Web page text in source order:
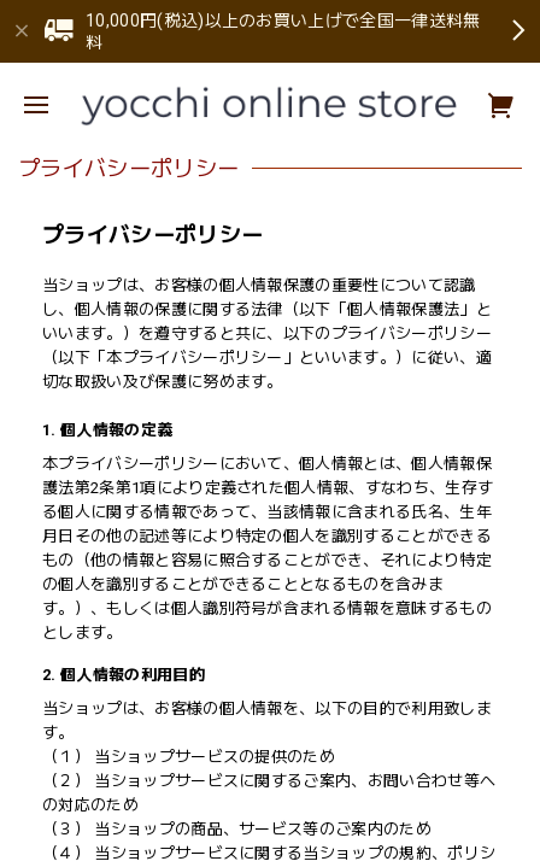
10,000円(税込)以上のお買い上げで全国一律送料無
料
プライバシーポリシー
プライバシーポリシー
当ショップは、お客様の個人情報保護の重要性について認識
し、個人情報の保護に関する法律（以下「個人情報保護法」と
いいます。）を遵守すると共に、以下のプライバシーポリシー
（以下「本プライバシーポリシー」といいます。）に従い、適
切な取扱い及び保護に努めます。
1. 個人情報の定義
本プライバシーポリシーにおいて、個人情報とは、個人情報保
護法第2条第1項により定義された個人情報、すなわち、生存す
る個人に関する情報であって、当該情報に含まれる氏名、生年
月日その他の記述等により特定の個人を識別することができる
もの（他の情報と容易に照合することができ、それにより特定
の個人を識別することができることとなるものを含みま
す。）、もしくは個人識別符号が含まれる情報を意味するもの
とします。
2. 個人情報の利用目的
当ショップは、お客様の個人情報を、以下の目的で利用致しま
す。
（１） 当ショップサービスの提供のため
（２） 当ショップサービスに関するご案内、お問い合わせ等へ
の対応のため
（３） 当ショップの商品、サービス等のご案内のため
（４） 当ショップサービスに関する当ショップの規約、ポリシ